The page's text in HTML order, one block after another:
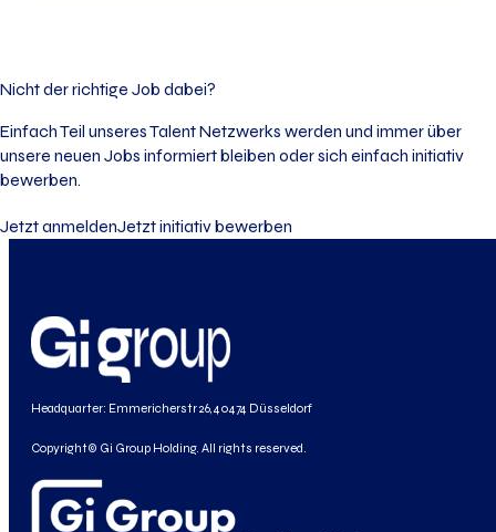
Nicht der richtige Job dabei?
Einfach Teil unseres Talent Netzwerks werden und immer über
unsere neuen Jobs informiert bleiben oder sich einfach initiativ
bewerben.
Jetzt anmeldenJetzt initiativ bewerben
Headquarter: Emmericherstr 26, 40474 Düsseldorf
Copyright© Gi Group Holding. All rights reserved.